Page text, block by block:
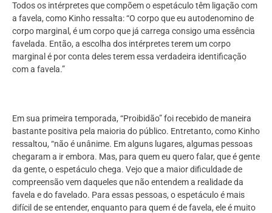
Todos os intérpretes que compõem o espetáculo têm ligação com
a favela, como Kinho ressalta: “O corpo que eu autodenomino de
corpo marginal, é um corpo que já carrega consigo uma essência
favelada. Então, a escolha dos intérpretes terem um corpo
marginal é por conta deles terem essa verdadeira identificação
com a favela.”
Em sua primeira temporada, “Proibidão” foi recebido de maneira
bastante positiva pela maioria do público. Entretanto, como Kinho
ressaltou, “não é unânime. Em alguns lugares, algumas pessoas
chegaram a ir embora. Mas, para quem eu quero falar, que é gente
da gente, o espetáculo chega. Vejo que a maior dificuldade de
compreensão vem daqueles que não entendem a realidade da
favela e do favelado. Para essas pessoas, o espetáculo é mais
difícil de se entender, enquanto para quem é de favela, ele é muito